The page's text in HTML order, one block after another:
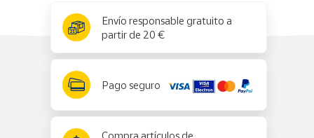
Envío responsable gratuito a
partir de 20 €
Pago seguro
Compra artículos de